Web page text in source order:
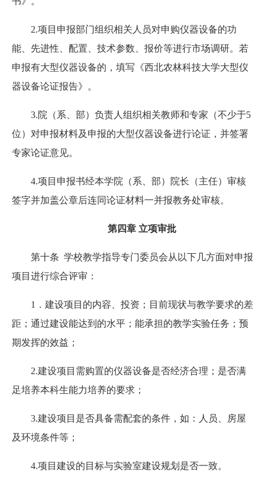
2.项目申报部门组织相关人员对申购仪器设备的功
能、先进性、配置、技术参数、报价等进行市场调研。若
申报有大型仪器设备的，填写《西北农林科技大学大型仪
器设备论证报告》。
3.院（系、部）负责人组织相关教师和专家（不少于5
位）对申报材料及申报的大型仪器设备进行论证，并签署
专家论证意见。
4.项目申报书经本学院（系、部）院长（主任）审核
签字并加盖公章后连同论证材料一并报教务处审核。
第四章 立项审批
第十条 学校教学指导专门委员会从以下几方面对申报
项目进行综合评审：
1．建设项目的内容、投资；目前现状与教学要求的差
距；通过建设能达到的水平；能承担的教学实验任务；预
期发挥的效益；
2.建设项目需购置的仪器设备是否经济合理；是否满
足培养本科生能力培养的要求；
3.建设项目是否具备需配套的条件，如：人员、房屋
及环境条件等；
4.项目建设的目标与实验室建设规划是否一致。